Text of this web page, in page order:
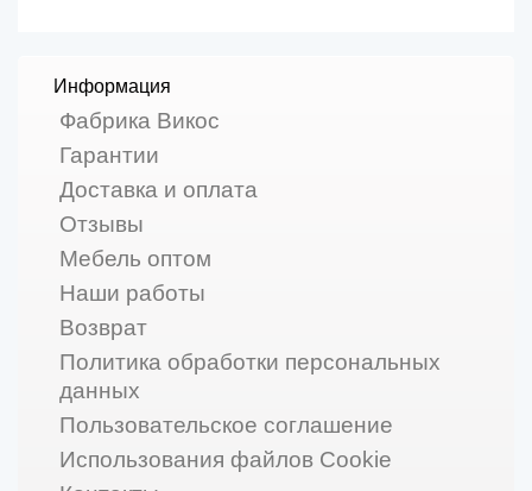
Информация
Фабрика Викос
Гарантии
Доставка и оплата
Отзывы
Мебель оптом
Наши работы
Возврат
Политика обработки персональных
данных
Пользовательское соглашение
Использования файлов Cookie